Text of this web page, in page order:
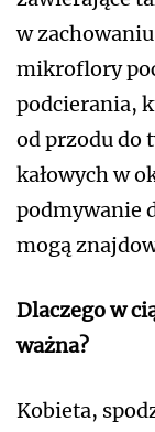
w
mikroflory
podcierania,
od przodu do
kałowych w
podmywanie
mogą
Dlaczego w
ważna?
Kobieta,